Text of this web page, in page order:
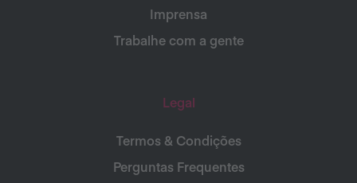
Imprensa
Trabalhe com a gente
Legal
Termos & Condições
Perguntas Frequentes